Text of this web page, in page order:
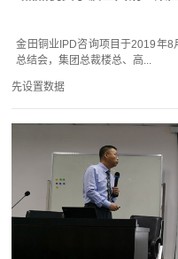
金田铜业IPD咨询项目于2019年8
总结会，集团总裁楼总、高...
先设置数据